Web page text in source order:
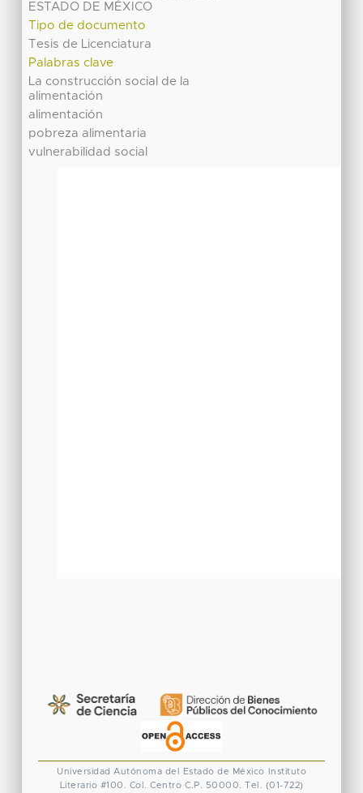
ESTADO DE MÉXICO
Tipo de documento
Tesis de Licenciatura
Palabras clave
La construcción social de la
alimentación
alimentación
pobreza alimentaria
vulnerabilidad social
Universidad Autónoma del Estado de México
Instituto
Literario #100. Col. Centro C.P. 50000. Tel. (01-722)